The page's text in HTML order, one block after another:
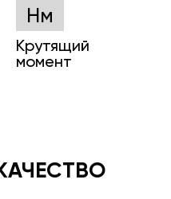
Нм
Крутящий
момент